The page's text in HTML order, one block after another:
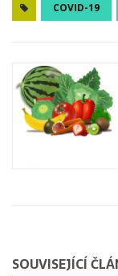
COVID-19
SOUVISEJÍCÍ